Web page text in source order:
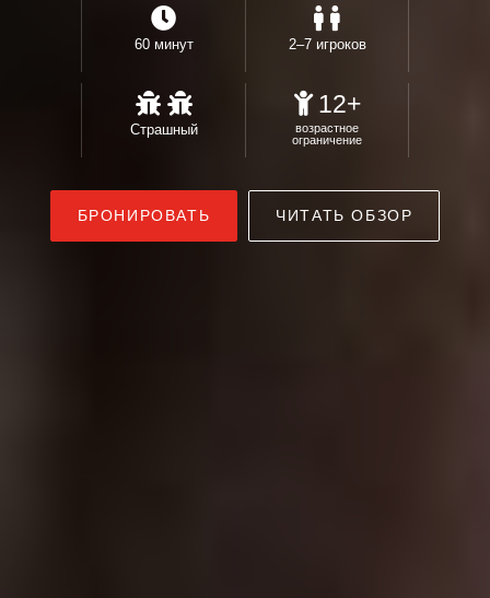
60 минут 2–7 игроков
Страшный
12+
возрастное
ограничение
БРОНИРОВАТЬ ЧИТАТЬ ОБЗОР